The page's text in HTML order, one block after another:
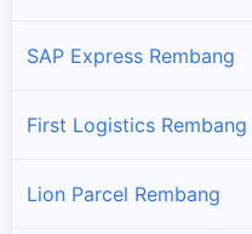
SAP Express Rembang
First Logistics Rembang
Lion Parcel Rembang